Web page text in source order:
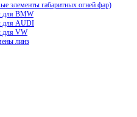
элементы габаритных огней фар)
для BMW
для AUDI
для VW
линз